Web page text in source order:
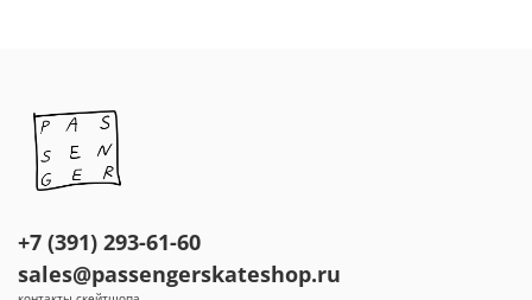
+7 (391) 293-61-60
sales@passengerskateshop.ru